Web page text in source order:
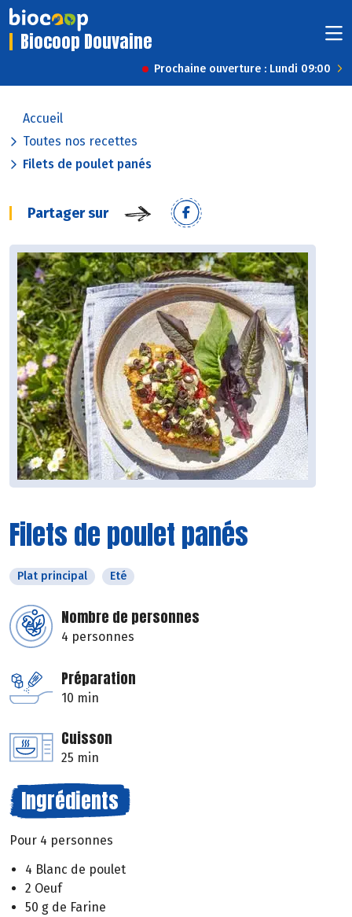
Biocoop Douvaine
Prochaine ouverture : Lundi 09:00
Accueil
Toutes nos recettes
Filets de poulet panés
Partager sur
Filets de poulet panés
Plat principal Eté
Nombre de personnes
4 personnes
Préparation
10 min
Cuisson
25 min
Ingrédients
Pour 4 personnes
4 Blanc de poulet
2 Oeuf
50 g de Farine